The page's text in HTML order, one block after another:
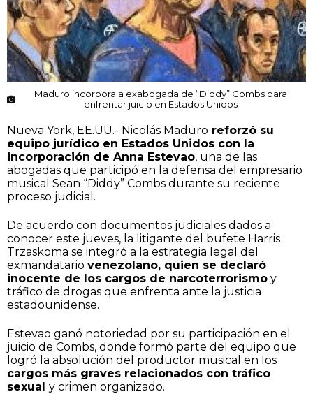
Maduro incorpora a exabogada de “Diddy” Combs para
enfrentar juicio en Estados Unidos
Nueva York, EE.UU.- Nicolás Maduro reforzó su
equipo jurídico en Estados Unidos con la
incorporación de Anna Estevao, una de las
abogadas que participó en la defensa del empresario
musical Sean “Diddy” Combs durante su reciente
proceso judicial.
De acuerdo con documentos judiciales dados a
conocer este jueves, la litigante del bufete Harris
Trzaskoma se integró a la estrategia legal del
exmandatario venezolano, quien se declaró
inocente de los cargos de narcoterrorismo y
tráfico de drogas que enfrenta ante la justicia
estadounidense.
Estevao ganó notoriedad por su participación en el
juicio de Combs, donde formó parte del equipo que
logró la absolución del productor musical en los
cargos más graves relacionados con tráfico
sexual y crimen organizado.